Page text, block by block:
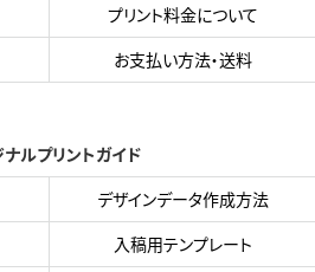
プリント料金について
お支払い方法・送料
ナルプリントガイド
デザインデータ作成方法
入稿用テンプレート